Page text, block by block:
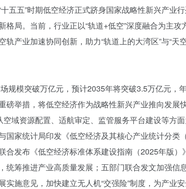
五五”时期低空经济正式跻身国家战略性新兴产业
格局。当前，行业正以“轨道+低空”深度融合为主
轨产业加速协同创新，助力“轨道上的大湾区”与“天
模突破万亿元，预计2035年将突破3.5万亿元，
磅举措，将低空经济作为战略性新兴产业推向发展
空域资源配置、适航审定、监管服务平台建设等方
国家统计局印发《低空经济及其核心产业统计分类
合发布《低空经济标准体系建设指南（2025年版
统筹推进产业高质量发展；五部门联合发文加强信
施意见，加快建立无人机“交强险”制度，为产业安